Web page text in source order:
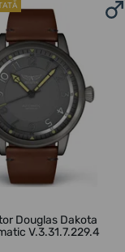
Douglas Dakota
V.3.31.7.229.4